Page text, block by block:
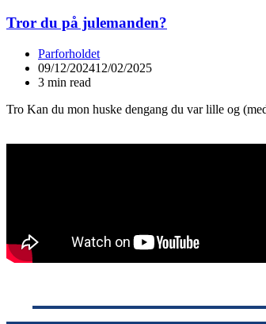
Tror du på julemanden?
Parforholdet
09/12/202412/02/2025
3 min read
Tro Kan du mon huske dengang du var lille og